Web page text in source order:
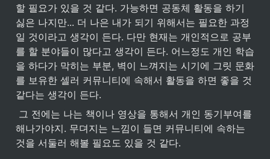
할 필요가 있을 것 같다. 가능하면 공동체 활동을 하기
싫은 나지만... 더 나은 내가 되기 위해서는 필요한 과정
일 것이라고 생각이 든다. 다만 현재는 개인적으로 공부
를 할 분야들이 많다고 생각이 든다. 어느정도 개인 학습
을 하다가 막히는 부분, 벽이 느껴지는 시기에 그릿 문화
를 보유한 셀러 커뮤니티에 속해서 활동을 하면 좋을 것
같다는 생각이 든다.
해나가야지. 무뎌지는 느낌이 들면 커뮤니티에 속하는
것을 서둘러 해볼 필요도 있을 것 같다.